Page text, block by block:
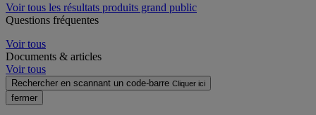
Voir tous les résultats produits grand public
Questions fréquentes
Voir tous
Documents & articles
Voir tous
Rechercher en scannant un code-barre Cliquer ici
fermer